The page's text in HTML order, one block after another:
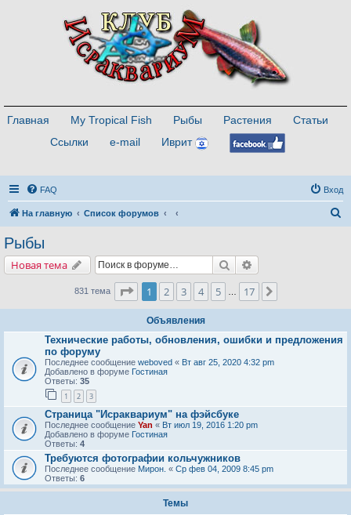
Главная My Tropical Fish Рыбы Растения
Статьи
Ссылки
e-mail Иврит
FAQ Вход
На главную Список форумов
Рыбы
Новая тема Поиск
831 тема Страница1 из
1 2 3 4 5 17
Объявления
Технические работы, обновления, ошибки и предложения
по форуму
Последнее сообщение weboved « Вт авг 25, 2020 4:32 pm
Добавлено в форуме Гостиная
Ответы: 35
1 2 3
Страница "Исраквариум" на фэйсбуке
Последнее сообщение Yan « Вт июл 19, 2016 1:20 pm
Добавлено в форуме Гостиная
Ответы: 4
Требуются фотографии кольчужников
Последнее сообщение Мирон. « Ср фев 04, 2009 8:45 pm
Ответы: 6
Темы